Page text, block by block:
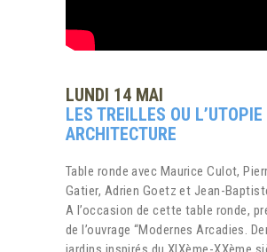
LUNDI 14 MAI
LES TREILLES OU L’UTOPIE
ARCHITECTURE
Table ronde avec Maurice Culot,
Gatier, Adrien Goetz et Jean-
A l’occasion de cette table ronde,
de l’ouvrage “Modernes Arcadies.